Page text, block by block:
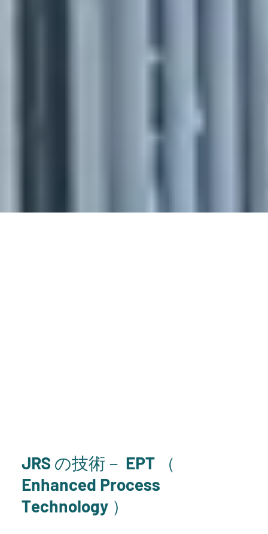
JRS の技術－ EPT （
Enhanced Process
Technology ）